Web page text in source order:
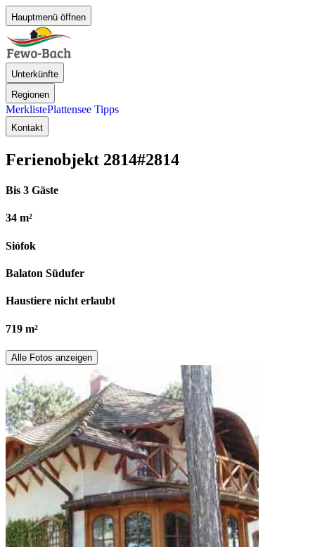
Hauptmenü öffnen
Unterkünfte
Regionen
MerklistePlattensee Tipps
Kontakt
Ferienobjekt 2814#2814
Bis 3 Gäste
34 m²
Siófok
Balaton Südufer
Haustiere nicht erlaubt
719 m²
Alle Fotos anzeigen